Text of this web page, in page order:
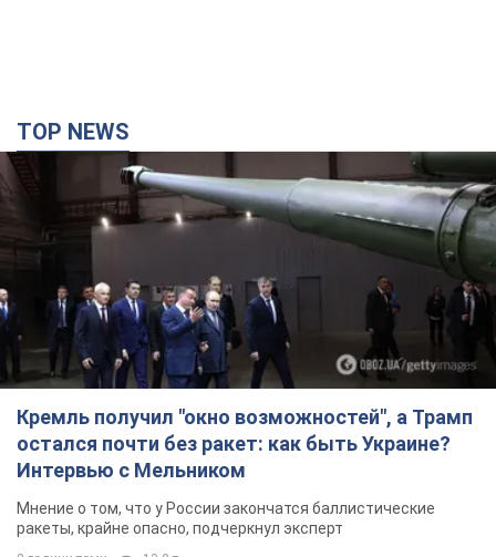
TOP NEWS
Кремль получил "окно возможностей", а Трамп
остался почти без ракет: как быть Украине?
Интервью с Мельником
Мнение о том, что у России закончатся баллистические
ракеты, крайне опасно, подчеркнул эксперт